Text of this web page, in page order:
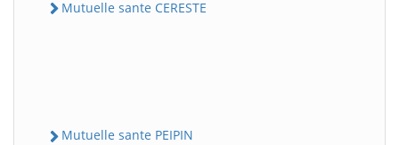
Mutuelle sante CERESTE
Mutuelle sante PEIPIN